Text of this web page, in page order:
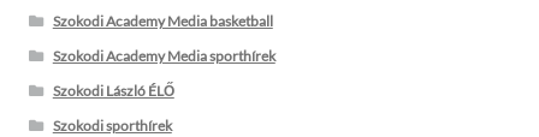
Szokodi Academy Media basketball
Szokodi Academy Media sporthírek
Szokodi László ÉLŐ
Szokodi sporthírek